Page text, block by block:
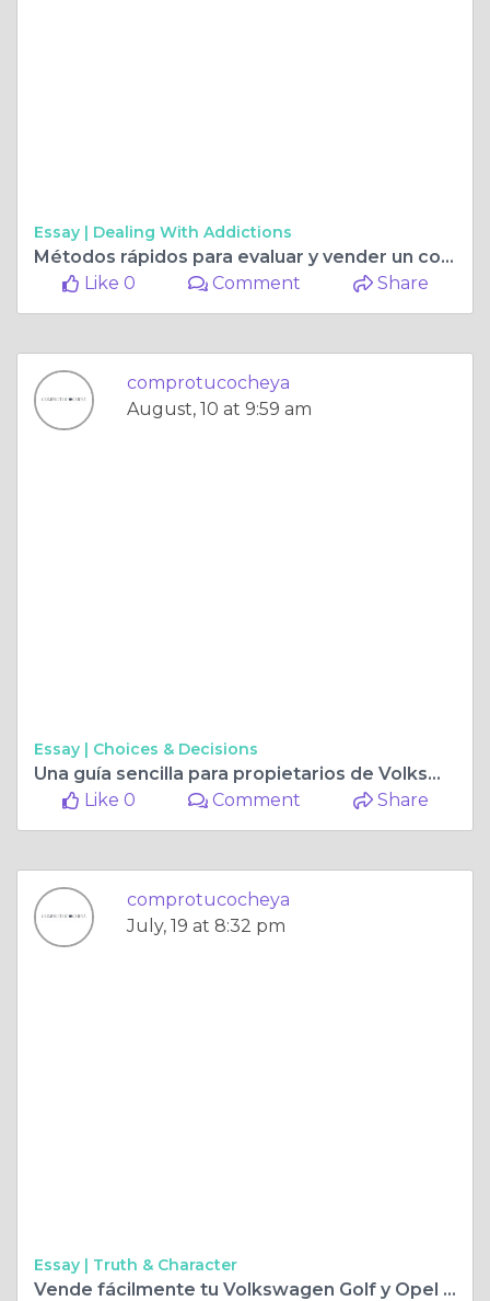
Essay | Dealing With Addictions
Métodos rápidos para evaluar y vender un coche en Internet con éxito
Like 0
Comment Share
comprotucocheya
August, 10 at 9:59 am
Essay | Choices & Decisions
Una guía sencilla para propietarios de Volkswagen Golf sobre cómo vender su coche rápidamente
Like 0
Comment Share
comprotucocheya
July, 19 at 8:32 pm
Essay | Truth & Character
Vende fácilmente tu Volkswagen Golf y Opel Astra hoy